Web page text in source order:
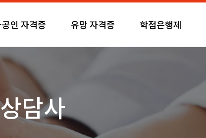
인 자격증 유망 자격증 학점은행제
담사